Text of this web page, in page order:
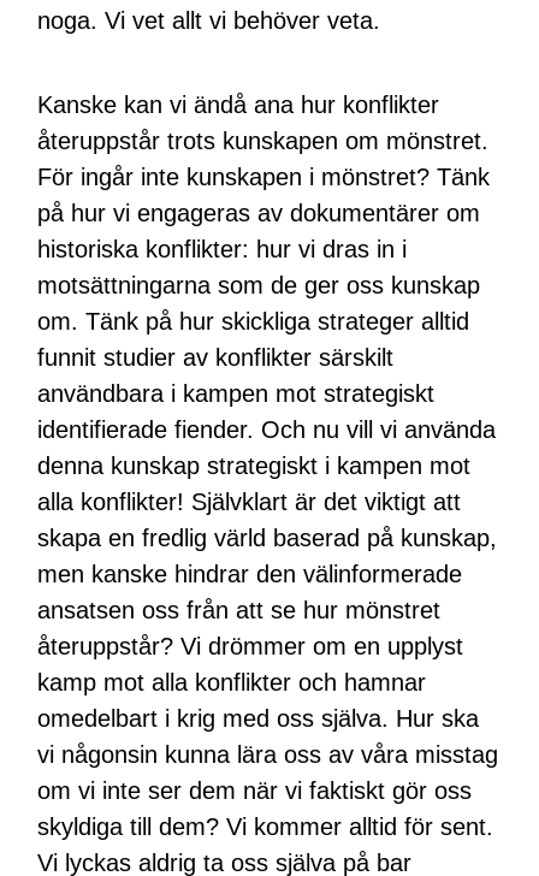
noga. Vi vet allt vi behöver veta.
Kanske kan vi ändå ana hur konflikter
återuppstår trots kunskapen om mönstret.
För ingår inte kunskapen i mönstret? Tänk
på hur vi engageras av dokumentärer om
historiska konflikter: hur vi dras in i
motsättningarna som de ger oss kunskap
om. Tänk på hur skickliga strateger alltid
funnit studier av konflikter särskilt
användbara i kampen mot strategiskt
identifierade fiender. Och nu vill vi använda
denna kunskap strategiskt i kampen mot
alla konflikter! Självklart är det viktigt att
skapa en fredlig värld baserad på kunskap,
men kanske hindrar den välinformerade
ansatsen oss från att se hur mönstret
återuppstår? Vi drömmer om en upplyst
kamp mot alla konflikter och hamnar
omedelbart i krig med oss själva. Hur ska
vi någonsin kunna lära oss av våra misstag
om vi inte ser dem när vi faktiskt gör oss
skyldiga till dem? Vi kommer alltid för sent.
Vi lyckas aldrig ta oss själva på bar